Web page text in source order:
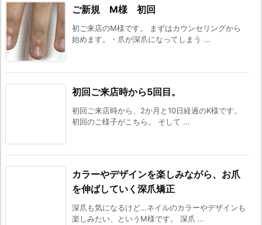
ご新規 M様 初回
初ご来店のM様です。 まずはカウンセリングから
始めます。・爪が深爪になってしまう ...
初回ご来店時から5回目。
初回ご来店時から、2か月と10日経過のK様です。
初回のご様子がこちら。 そして ...
カラーやデザインを楽しみながら、お爪
を伸ばしていく深爪矯正
深爪も気になるけど…ネイルのカラーやデザインも
楽しみたい、というM様です。 深爪 ...